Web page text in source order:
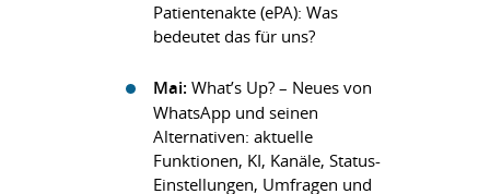
Patientenakte (ePA): Was
bedeutet das für uns?
Mai: What’s Up? – Neues von
WhatsApp und seinen
Alternativen: aktuelle
Funktionen, KI, Kanäle, Status-
Einstellungen, Umfragen und